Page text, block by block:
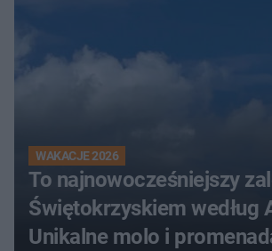
WAKACJE 2026
To najnowocześniejszy
Świętokrzyskiem według
Unikalne molo i